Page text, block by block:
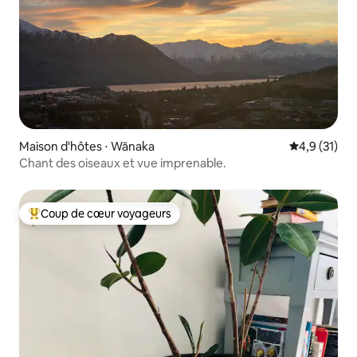
Maison d'hôtes ⋅ Wānaka Évaluation
4,9 (31)
Chant des oiseaux et vue imprenable.
Coups de cœur voyageurs les plus appréciés
Coup de cœur voyageurs